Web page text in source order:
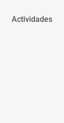
Actividades